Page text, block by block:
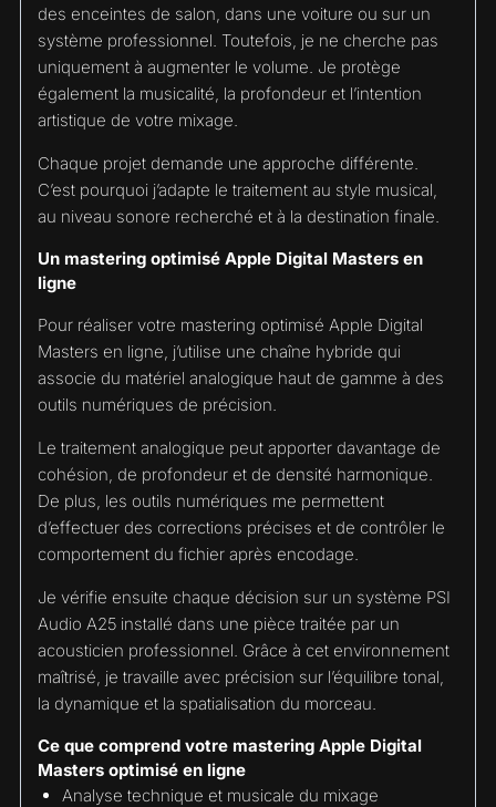
des enceintes de salon, dans une voiture ou sur un
système professionnel. Toutefois, je ne cherche pas
uniquement à augmenter le volume. Je protège
également la musicalité, la profondeur et l’intention
artistique de votre mixage.
Chaque projet demande une approche différente.
C’est pourquoi j’adapte le traitement au style musical,
au niveau sonore recherché et à la destination finale.
Un mastering optimisé Apple Digital Masters en
ligne
Pour réaliser votre mastering optimisé Apple Digital
Masters en ligne, j’utilise une chaîne hybride qui
associe du matériel analogique haut de gamme à des
outils numériques de précision.
Le traitement analogique peut apporter davantage de
cohésion, de profondeur et de densité harmonique.
De plus, les outils numériques me permettent
d’effectuer des corrections précises et de contrôler le
comportement du fichier après encodage.
Je vérifie ensuite chaque décision sur un système PSI
Audio A25 installé dans une pièce traitée par un
acousticien professionnel. Grâce à cet environnement
maîtrisé, je travaille avec précision sur l’équilibre tonal,
la dynamique et la spatialisation du morceau.
Ce que comprend votre mastering Apple Digital
Masters optimisé en ligne
Analyse technique et musicale du mixage